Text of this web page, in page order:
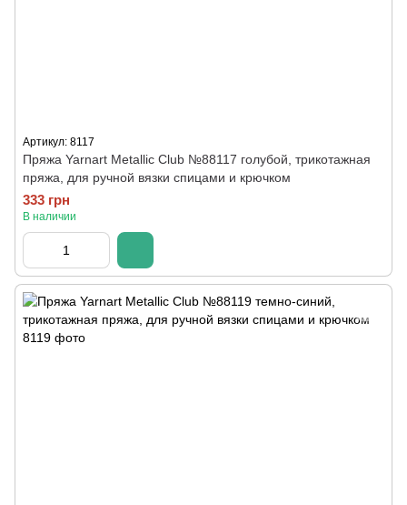
Артикул: 8117
Пряжа Yarnart Metallic Club №88117 голубой, трикотажная
пряжа, для ручной вязки спицами и крючком
333 грн
В наличии